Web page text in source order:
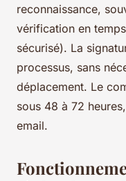
reconnaissance,
vérification en
sécurisé). La
processus, sans
déplacement. Le
sous 48 à 72
email.